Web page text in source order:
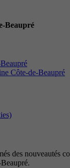
Beaupré
Côte-de-Beaupré
des nouveautés